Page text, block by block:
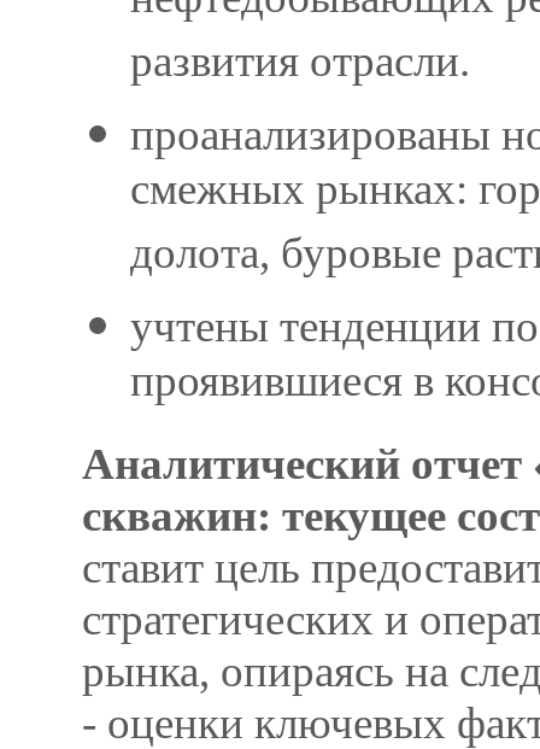
развития отрасли.
проанализированы
смежных рынках:
долота, буровые
учтены тенденции
проявившиеся в
Аналитический
скважин: текущее
ставит цель
стратегических и
рынка, опираясь на
- оценки ключевых